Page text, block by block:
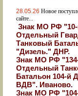
28.05.26 Новое
сайте...
Знак МО РФ
Отдельный
Танковый
"Дизель." ДНР.
Знак МО РФ
Отдельный
Батальон 104-й
ВДВ". Иваново.
Знак МО РФ